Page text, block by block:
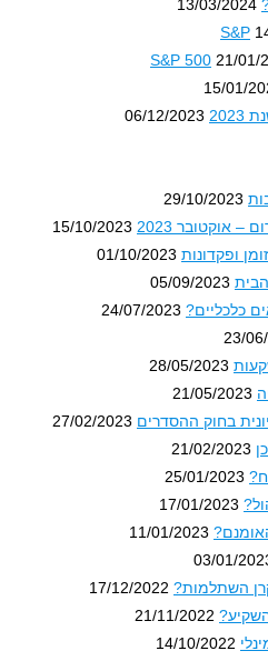
13/03/
15/
06/12/2023
29/10/
2023
15/10/2023
01/10/2023
05/09/2023
24/07/2023
28/05/2023
21/05/
ההסדרים 27/02/2023
21/02/
25/01/
17/01/
11/01/2023
03/
17/12/2022
21/11/2022
14/10/